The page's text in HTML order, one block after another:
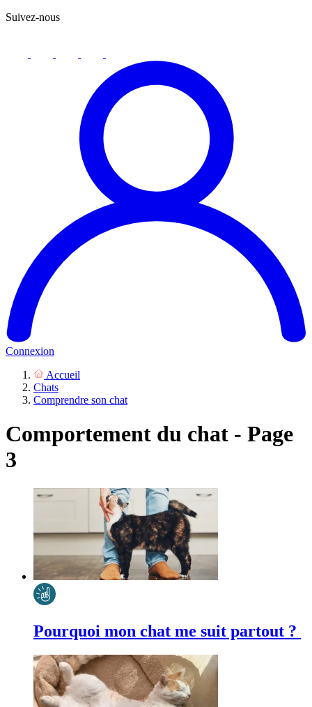
Suivez-nous
Connexion
Accueil
Chats
Comprendre son chat
Comportement du chat - Page
3
Pourquoi mon chat me suit partout ?